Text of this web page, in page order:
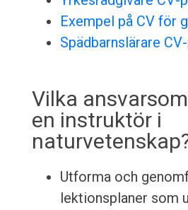
Exempel på CV för
Spädbarnslärare
Vilka
en instruktör i
Utforma och
lektionsplaner som